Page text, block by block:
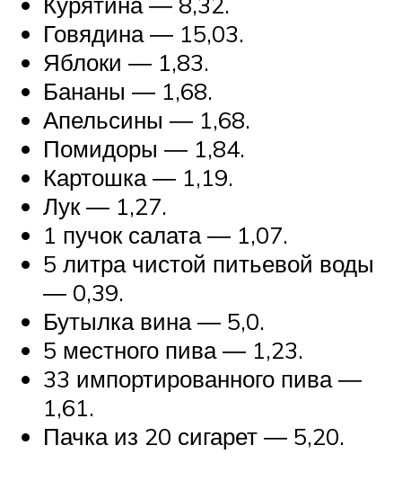
Говядина ― 15,03.
Яблоки ― 1,83.
Бананы ― 1,68.
Апельсины ― 1,68.
Помидоры ― 1,84.
Картошка ― 1,19.
Лук ― 1,27.
1 пучок салата ― 1,07.
5 литра чистой питьевой воды
― 0,39.
Бутылка вина ― 5,0.
5 местного пива ― 1,23.
33 импортированного пива ―
1,61.
Пачка из 20 сигарет ― 5,20.